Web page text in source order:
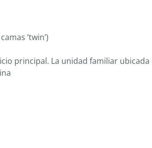
‘twin’)
principal. La unidad familiar